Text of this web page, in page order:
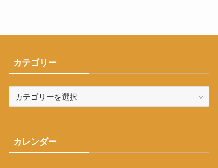
カテゴリー
テ
ーカレンダー